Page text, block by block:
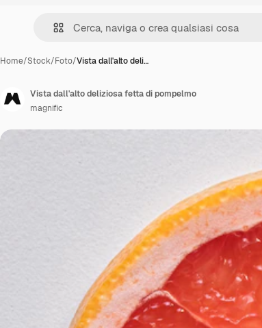
Home/Stock/Foto/Vista dall'alto deli…
Vista dall'alto deliziosa fetta di pompelmo
magnific